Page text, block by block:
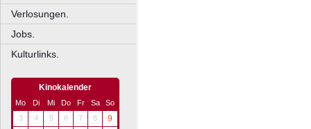
Verlosungen.
Jobs.
Kulturlinks.
Kinokalender
Mo Di Mi Do Fr Sa
So
3
4 5 6 7 8
9